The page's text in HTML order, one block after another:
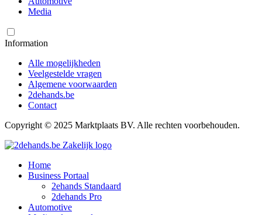
Media
Information
Alle mogelijkheden
Veelgestelde vragen
Algemene voorwaarden
2dehands.be
Contact
Copyright © 2025 Marktplaats BV. Alle rechten voorbehouden.
Home
Business Portaal
2ehands Standaard
2dehands Pro
Automotive